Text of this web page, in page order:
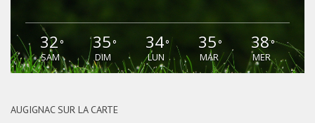
32°
SAM
35°
DIM
34°
LUN
35°
MAR
38°
MER
AUGIGNAC SUR LA CARTE